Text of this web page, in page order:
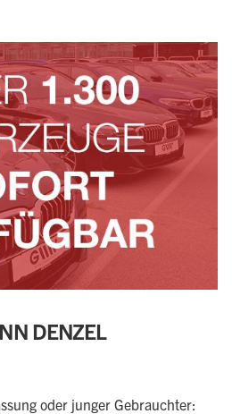
DENZEL
oder junger Gebrauchter: